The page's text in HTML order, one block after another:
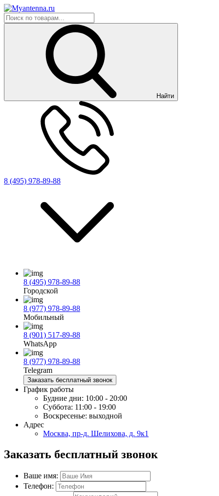
Найти
8 (495) 978-89-88
8 (495) 978-89-88
Городской
8 (977) 978-89-88
Мобильный
8 (901) 517-89-88
WhatsApp
8 (977) 978-89-88
Telegram
Заказать бесплатный звонок
График работы
Будние дни: 10:00 - 20:00
Суббота: 11:00 - 19:00
Воскресенье: выходной
Адрес
Москва, пр-д. Шелихова, д. 9к1
Заказать бесплатный звонок
Ваше имя:
Телефон: